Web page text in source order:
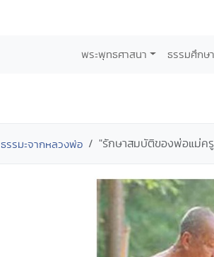
พระพุทธศาสนา ธรรมศึกษา
ธรรมะจากหลวงพ่อ "รักษาสมบัติของพ่อแม่ค